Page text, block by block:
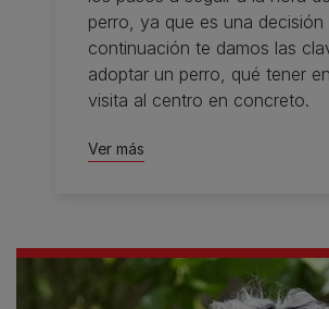
perro, ya que es una decisión
continuación te damos las
adoptar un perro, qué tener
visita al centro en concreto.
Ver más